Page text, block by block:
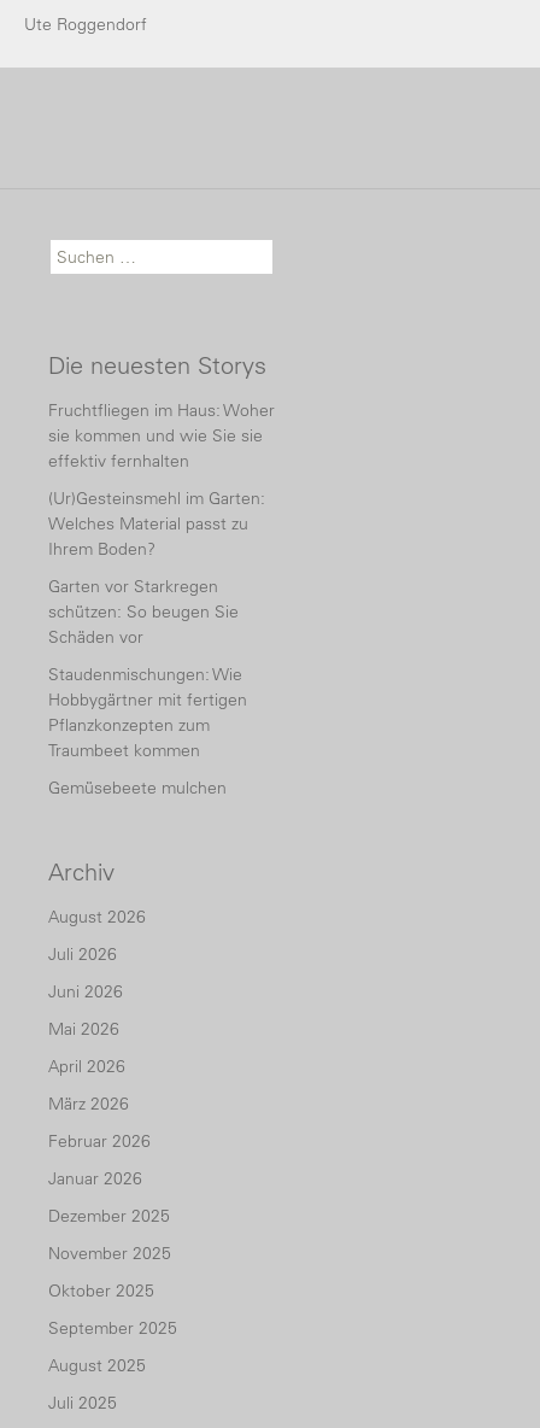
Ute Roggendorf
Suche nach:
Die neuesten Storys
Fruchtfliegen im Haus: Woher
sie kommen und wie Sie sie
effektiv fernhalten
(Ur)Gesteinsmehl im Garten:
Welches Material passt zu
Ihrem Boden?
Garten vor Starkregen
schützen: So beugen Sie
Schäden vor
Staudenmischungen: Wie
Hobbygärtner mit fertigen
Pflanzkonzepten zum
Traumbeet kommen
Gemüsebeete mulchen
Archiv
August 2026
Juli 2026
Juni 2026
Mai 2026
April 2026
März 2026
Februar 2026
Januar 2026
Dezember 2025
November 2025
Oktober 2025
September 2025
August 2025
Juli 2025